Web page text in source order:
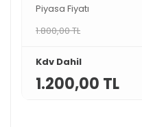
Piyasa Fiyatı
1.800,00 TL
Kdv Dahil
1.200,00 TL